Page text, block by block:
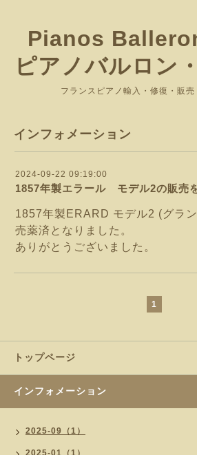
Pianos
ピアノバルロン
フランスピアノ輸入・修復・販
インフォメーション
2024-09-22 09:19:00
1857年製エラール モデル2の販売
1857年製ERARD モデル2 (グラ
売薬済となりました。
ありがとうございました。
1
トップページ
インフォメーション
2025-09（1）
2025-01（1）